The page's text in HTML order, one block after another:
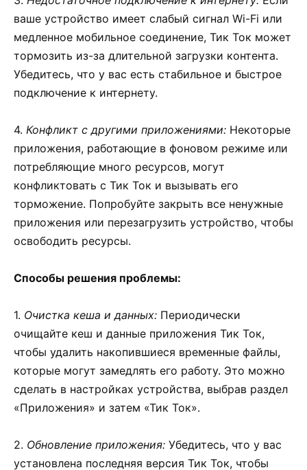
ваше устройство имеет слабый сигнал Wi-Fi или
медленное мобильное соединение, Тик Ток может
тормозить из-за длительной загрузки контента.
Убедитесь, что у вас есть стабильное и быстрое
подключение к интернету.
4. Конфликт с другими приложениями: Некоторые
приложения, работающие в фоновом режиме или
потребляющие много ресурсов, могут
конфликтовать с Тик Ток и вызывать его
торможение. Попробуйте закрыть все ненужные
приложения или перезагрузить устройство, чтобы
освободить ресурсы.
Способы решения проблемы:
1. Очистка кеша и данных: Периодически
очищайте кеш и данные приложения Тик Ток,
чтобы удалить накопившиеся временные файлы,
которые могут замедлять его работу. Это можно
сделать в настройках устройства, выбрав раздел
«Приложения» и затем «Тик Ток».
2. Обновление приложения: Убедитесь, что у вас
установлена последняя версия Тик Ток, чтобы